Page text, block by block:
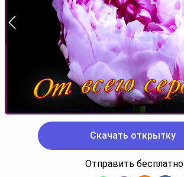
Скачать открытку
Отправить бесплатно